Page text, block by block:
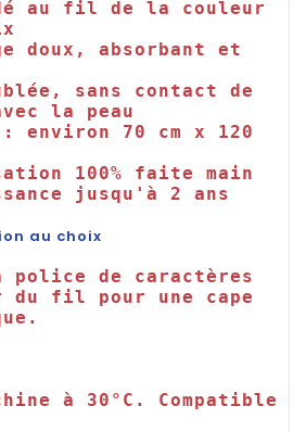
au fil de la couleur
doux, absorbant et
sans contact de
la peau
environ 70 cm x 120
100% faite main
jusqu'à 2 ans
au choix
police de caractères
du fil pour une cape
à 30°C. Compatible